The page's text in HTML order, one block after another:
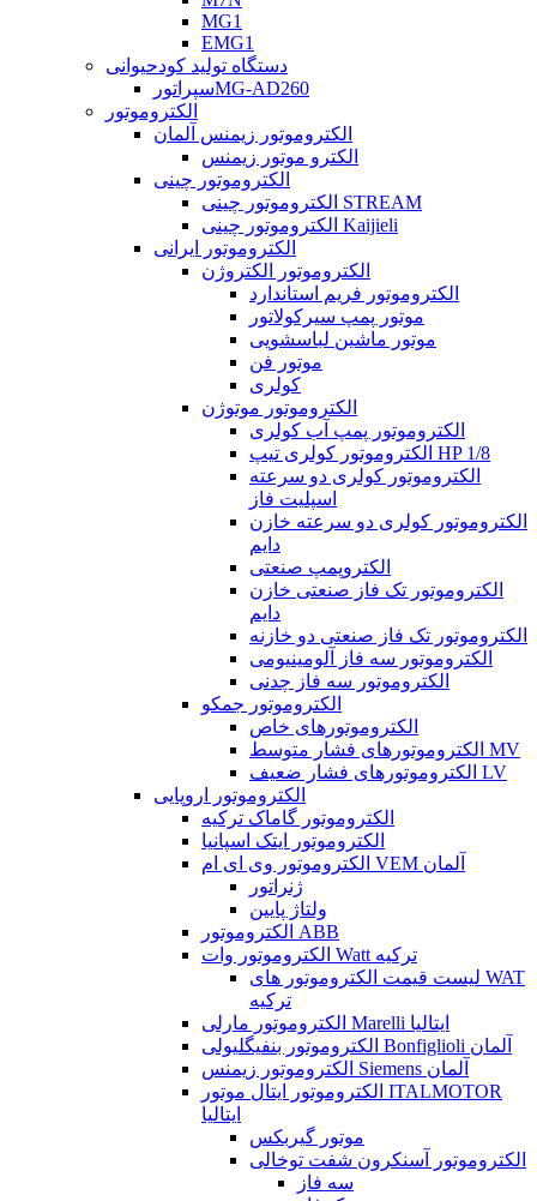
MG1
EMG1
دستگاه تولید کودحیوانی
سپراتورMG-AD260
الکتروموتور
الکتروموتور زیمنس آلمان
الکترو موتور زیمنس
الکتروموتور چینی
الکتروموتور چینی STREAM
الکتروموتور چینی Kaijieli
الکتروموتور ایرانی
الکتروموتور الکتروژن
الکتروموتور فریم استاندارد
موتور پمپ سیرکولاتور
موتور ماشین لباسشویی
موتور فن
کولری
الکتروموتور موتوژن
الکتروموتور پمپ آب کولری
الکتروموتور کولری تیپ HP 1/8
الکتروموتور کولری دو سرعته
اسپلیت فاز
الکتروموتور کولری دو سرعته خازن
دایم
الکتروپمپ صنعتی
الکتروموتور تک فاز صنعتی خازن
دایم
الکتروموتور تک فاز صنعتی دو خازنه
الکتروموتور سه فاز آلومینیومی
الکتروموتور سه فاز چدنی
الکتروموتور جمکو
الکتروموتورهای خاص
الکتروموتورهای فشار متوسط MV
الکتروموتورهای فشار ضعیف LV
الکتروموتور اروپایی
الکتروموتور گاماک ترکیه
الکتروموتور ایتک اسپانیا
الکتروموتور وی ای ام VEM آلمان
ژنراتور
ولتاژ پایین
الکتروموتور ABB
الکتروموتور وات Watt ترکیه
لیست قیمت الکتروموتور های WAT
ترکیه
الکتروموتور مارلی Marelli ایتالیا
الکتروموتور بنفیگلیولی Bonfiglioli آلمان
الکتروموتور زیمنس Siemens آلمان
الکتروموتور ایتال موتور ITALMOTOR
ایتالیا
موتور گیربکس
الکتروموتور آسنکرون شفت توخالی
سه فاز